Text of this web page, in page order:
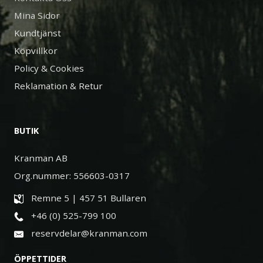
Mina Sidor
Kundtjänst
Köpvillkor
Policy & Cookies
Reklamation & Retur
BUTIK
Kranman AB
Org.nummer: 556603-0317
Remne 5 | 457 51 Bullaren
+46 (0) 525-799 100
reservdelar@kranman.com
ÖPPETTIDER